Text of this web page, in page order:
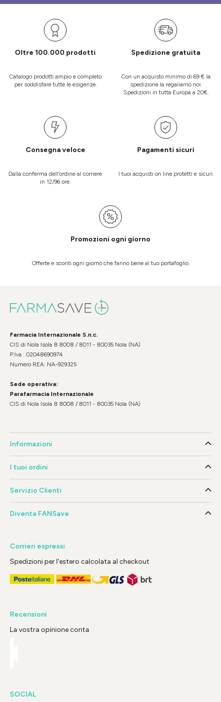
Oltre 100.000 prodotti
Catalogo prodotti ampio e completo
per soddisfare tutte le esigenze.
Spedizione gratuita
Con un acquisto minimo di 69 € la
spedizione la regaliamo noi.
Spedizioni in tutta Europa a 20€.
Consegna veloce
Dalla conferma dell’ordine al corriere
in 12/96 ore.
Pagamenti sicuri
I tuoi acquisti on line protetti e sicuri.
Promozioni ogni giorno
Offerte e sconti ogni giorno che fanno bene al tuo portafoglio.
Farmacia Internazionale S.n.c.
CIS di Nola Isola 8 8008 / 8011 - 80035 Nola (NA)
P.Iva : 02048690974
Numero REA: NA-929325
Sede operativa:
Parafarmacia Internazionale
CIS di Nola Isola 8 8008 / 8011 - 80035 Nola (NA)
Informazioni
I tuoi ordini
Servizio Clienti
Diventa FANSave
Corrieri espressi
Spedizioni per l'estero calcolata al checkout
Recensioni
La vostra opinione conta
SOCIAL